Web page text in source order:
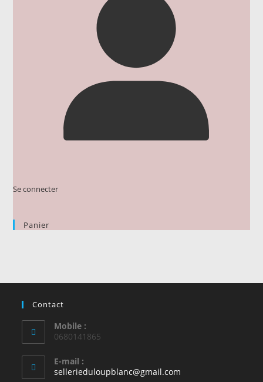
Se connecter
Panier
Contact
Mobile :
0680141865
E-mail :
sellerieduloupblanc@gmail.com